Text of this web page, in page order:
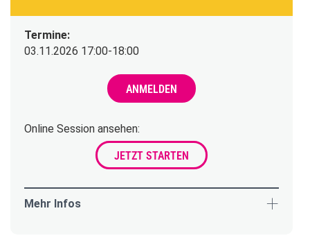
Termine:
03.11.2026 17:00-18:00
ANMELDEN
Online Session ansehen:
JETZT STARTEN
Mehr Infos